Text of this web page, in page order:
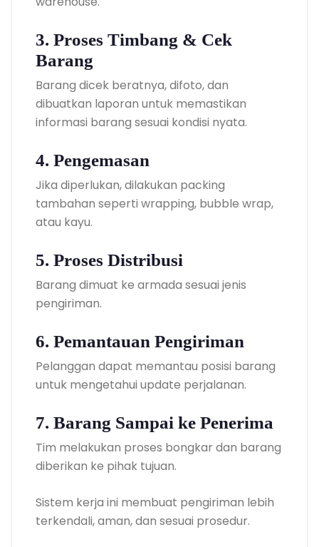
3. Proses Timbang & Cek
Barang
Barang dicek beratnya, difoto, dan
dibuatkan laporan untuk memastikan
informasi barang sesuai kondisi nyata.
4. Pengemasan
Jika diperlukan, dilakukan packing
tambahan seperti wrapping, bubble wrap,
atau kayu.
5. Proses Distribusi
Barang dimuat ke armada sesuai jenis
pengiriman.
6. Pemantauan Pengiriman
Pelanggan dapat memantau posisi barang
untuk mengetahui update perjalanan.
7. Barang Sampai ke Penerima
Tim melakukan proses bongkar dan barang
diberikan ke pihak tujuan.
Sistem kerja ini membuat pengiriman lebih
terkendali, aman, dan sesuai prosedur.